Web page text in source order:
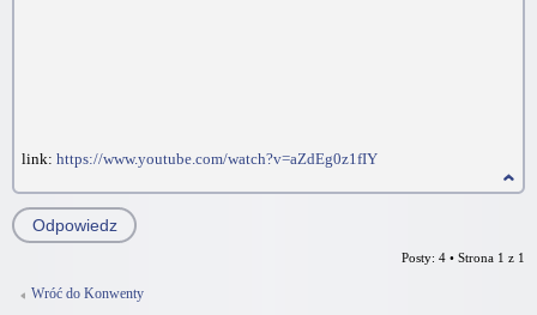
link: https://www.youtube.com/watch?v=aZdEg0z1fIY
Odpowiedz
Posty: 4 • Strona 1 z 1
Wróć do Konwenty